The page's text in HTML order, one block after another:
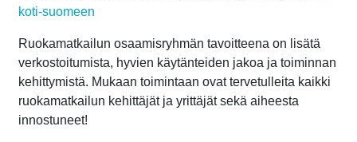
koti-suomeen
Ruokamatkailun osaamisryhmän tavoitteena on lisätä
verkostoitumista, hyvien käytänteiden jakoa ja toiminnan
kehittymistä. Mukaan toimintaan ovat tervetulleita kaikki
ruokamatkailun kehittäjät ja yrittäjät sekä aiheesta
innostuneet!